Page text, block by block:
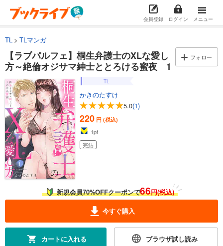
会員登録 ログイン メニュー
TL TLマンガ
【ラブパルフェ】桐生弁護士のXLな愛し
方～絶倫オジサマ紳士ととろける蜜夜 1
フォロー
TL
かきのたすけ
5.0(1)
220 円 (税込)
1pt
完結
新規会員70%OFFクーポンで66円(税込)
今すぐ購入
カートに入れる ブラウザ試し読み